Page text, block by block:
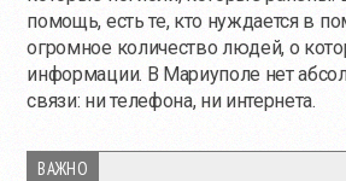
помощь, есть те, кто нуждается в
огромное количество людей, о
информации. В Мариуполе нет
связи: ни телефона, ни интернета.
ВАЖНО